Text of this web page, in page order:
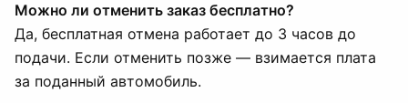
Можно ли отменить заказ бесплатно?
Да, бесплатная отмена работает до 3 часов до
подачи. Если отменить позже — взимается плата
за поданный автомобиль.